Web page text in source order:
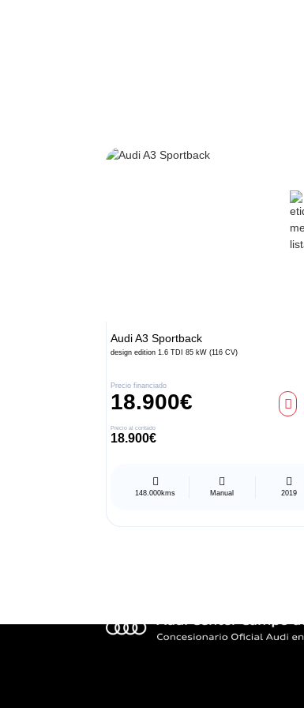
AudiA3 Sportback
design edition 1.6 TDI 85 kW (116 CV)
Precio financiado
18.900€
Precio al contado
18.900€
148.000kms Manual 2019